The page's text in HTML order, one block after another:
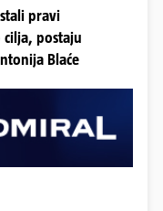
pravi
postaju
Blaće